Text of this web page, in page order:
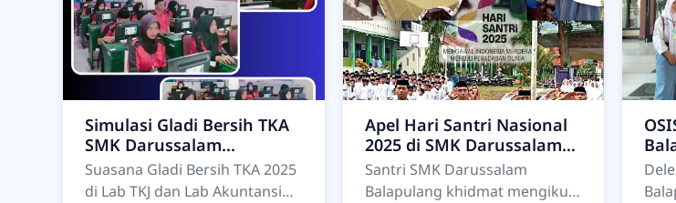
Simulasi Gladi Bersih TKA
SMK Darussalam
Balapulang berlangsung
di Lab TKJ dan Lab
Suasana Gladi Bersih TKA 2025
di Lab TKJ dan Lab Akuntansi
Apel Hari Santri Nasional
2025 di SMK Darussalam
Balapulang: Santri Siap
Menjadi Penerus Bangsa
Santri SMK Darussalam
Balapulang khidmat mengikuti